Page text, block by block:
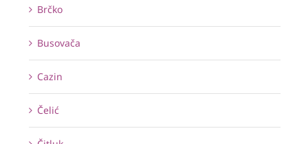
Brčko
Busovača
Cazin
Čelić